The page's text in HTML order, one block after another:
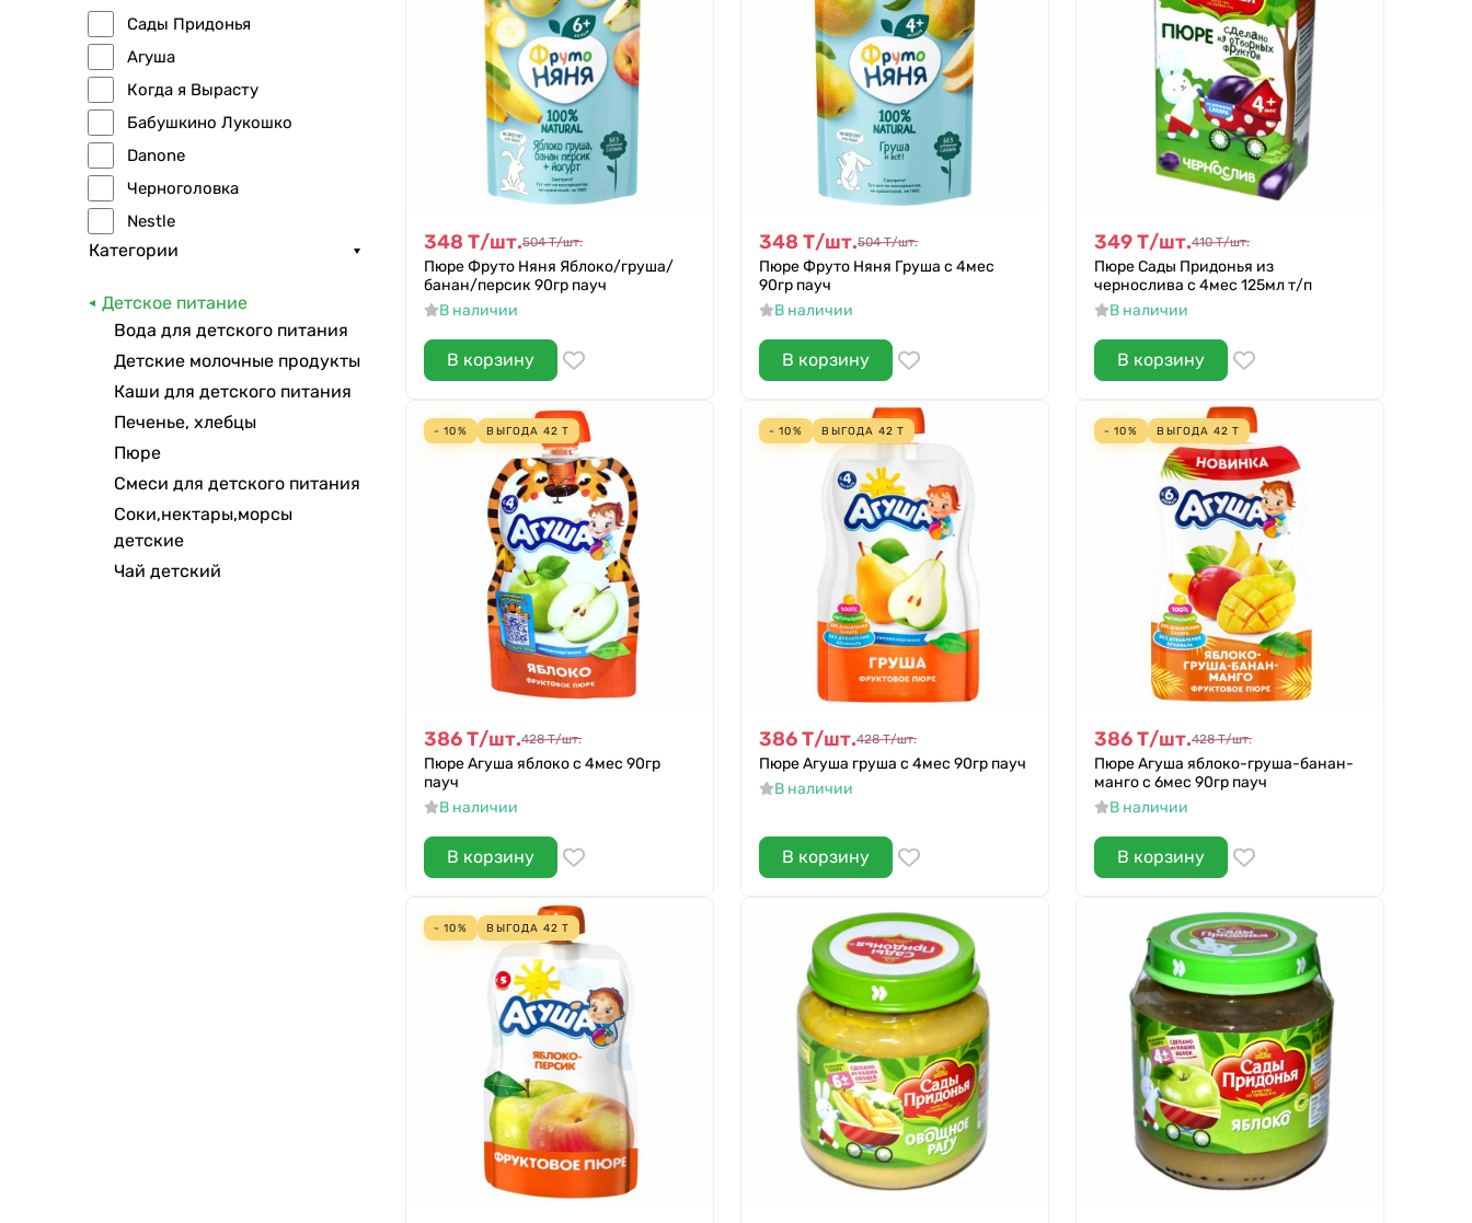
Сады Придонья
Агуша
Когда я Вырасту
Бабушкино Лукошко
Danone
Черноголовка
Nestle
Фруто Няня
HEINZ
Ми-ми-мишки
Фрумка
Тема
Ам-Ам
АВС
Маленькое счастье
Дары Кубани
Категории
Детское питание
Вода для детского питания
Детские молочные продукты
Каши для детского питания
Печенье, хлебцы
Пюре
Смеси для детского питания
Соки,нектары,морсы
детские
Чай детский
348 Т/шт.504 Т/шт.
Пюре Фруто Няня Яблоко/груша/
банан/персик 90гр пауч
В наличии
В корзину
348 Т/шт.504 Т/шт.
Пюре Фруто Няня Груша с 4мес
90гр пауч
В наличии
В корзину
349Т/шт.410 Т/шт.
Пюре Сады Придонья из
чернослива с 4мес 125мл т/п
В наличии
В корзину
- 10% ВЫГОДА 42 Т
386Т/шт.428 Т/шт.
Пюре Агуша яблоко с 4мес 90гр
пауч
В наличии
В корзину
- 10% ВЫГОДА 42 Т
386Т/шт.428 Т/шт.
Пюре Агуша груша с 4мес 90гр пауч
В наличии
В корзину
- 10% ВЫГОДА 42 Т
386Т/шт.428 Т/шт.
Пюре Агуша яблоко-груша-банан-
манго с 6мес 90гр пауч
В наличии
В корзину
- 10% ВЫГОДА 42 Т